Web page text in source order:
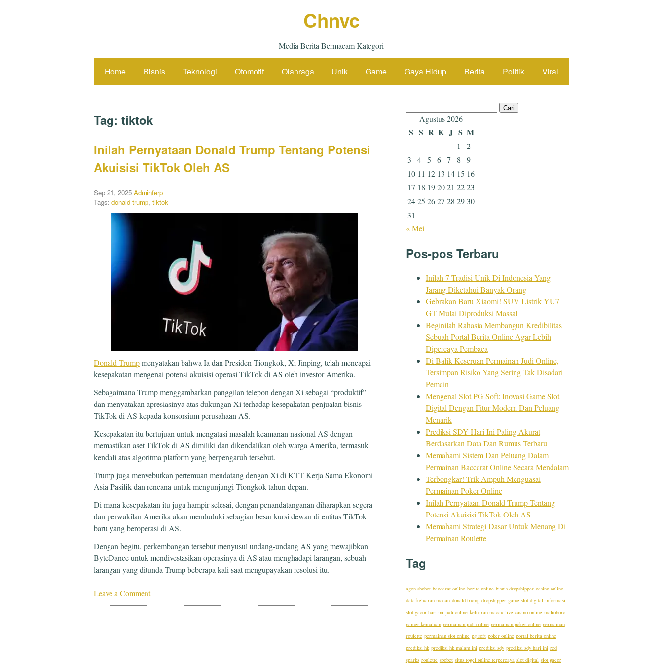
Chnvc
Media Berita Bermacam Kategori
Home Bisnis Teknologi Otomotif Olahraga Unik Game Gaya Hidup Berita Politik Viral
Tag: tiktok
Inilah Pernyataan Donald Trump Tentang Potensi
Akuisisi TikTok Oleh AS
Sep 21, 2025 Adminferp
Tags: donald trump, tiktok
Donald Trumpmenyatakan bahwa Ia dan Presiden Tiongkok, Xi Jinping, telah mencapai
kesepakatan mengenai potensi akuisisi operasi TikTok di AS oleh investor Amerika.
Sebagaimana Trump menggambarkan panggilan telepon dengan Xi sebagai “produktif”
dan menyatakan apresiasinya atas dukungan Xi terhadap kesepakatan penjualan bisnis
TikTok di AS kepada konsorsium perusahaan AS.
Kesepakatan itu bertujuan untuk mengatasi masalah keamanan nasional AS dengan
memastikan aset TikTok di AS dimiliki dan dikendalikan oleh warga Amerika, termasuk
kendali atas algoritma platform yang berpengaruh tersebut.
Trump juga menyebutkan pertemuan mendatang dengan Xi di KTT Kerja Sama Ekonomi
Asia-Pasifik dan rencana untuk mengunjungi Tiongkok tahun depan.
Di mana kesepakatan itu juga hampir selesai, dengan penandatanganan diharapkan segera
dan perwakilan Amerika akan menduduki sebagian besar kursi dewan di entitas TikTok
baru yang beroperasi di AS.
Dengan begitu, perkembangan tersebut menyusul undang-undang AS yang mewajibkan
ByteDance untuk mendivestasikan operasinya di AS atau menghadapi larangan, sebuah
larangan yang ditunda Trump beberapa kali saat mengupayakan resolusi itu.
Leave a Comment
Cari
untuk:Agustus 2026
S S R K J S M
1
2
3
4 5 6 7 8
9
10 11 12 13 14 15 16
17 18 192021 2223
2425 2627 28 29 30
31
« Mei
Pos-pos Terbaru
Inilah 7 Tradisi Unik Di Indonesia Yang
Jarang Diketahui Banyak Orang
Gebrakan Baru Xiaomi! SUV Listrik YU7
GT Mulai Diproduksi Massal
Beginilah Rahasia Membangun Kredibilitas
Sebuah Portal Berita Online Agar Lebih
Dipercaya Pembaca
Di Balik Keseruan Permainan Judi Online,
Tersimpan Risiko Yang Sering Tak Disadari
Pemain
Mengenal Slot PG Soft: Inovasi Game Slot
Digital Dengan Fitur Modern Dan Peluang
Menarik
Prediksi SDY Hari Ini Paling Akurat
Berdasarkan Data Dan Rumus Terbaru
Memahami Sistem Dan Peluang Dalam
Permainan Baccarat Online Secara Mendalam
Terbongkar! Trik Ampuh Menguasai
Permainan Poker Online
Inilah Pernyataan Donald Trump Tentang
Potensi Akuisisi TikTok Oleh AS
Memahami Strategi Dasar Untuk Menang Di
Permainan Roulette
Tag
agen sbobet baccarat online berita online bisnis dropshipper casino online
data keluaran macau donald trump dropshipper game slot digital informasi
slot gacor hari ini judi online keluaran macau live casino online malioboro
pamer kemaluan permainan judi online permainan poker online permainan
roulette permainan slot online pg soft poker online portal berita online
prediksi hk prediksi hk malam ini prediksi sdy prediksi sdy hari ini red
sparks roulette sbobet situs togel online terpercaya slot digital slot gacor